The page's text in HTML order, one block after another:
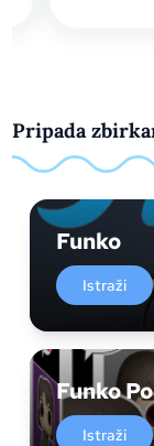
Pripada
Funko
Istraži
Funko
Istraži